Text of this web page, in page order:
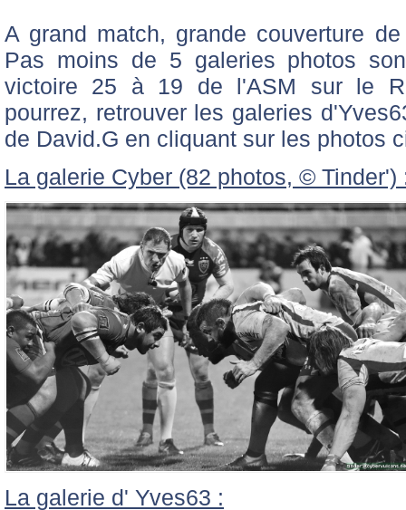
A grand match, grande couverture
Pas moins de 5 galeries photos
victoire 25 à 19 de l'ASM sur le
pourrez, retrouver les galeries
de David.G en cliquant sur les photos
La galerie Cyber (82 photos, © Tinder')
La galerie d' Yves63 :